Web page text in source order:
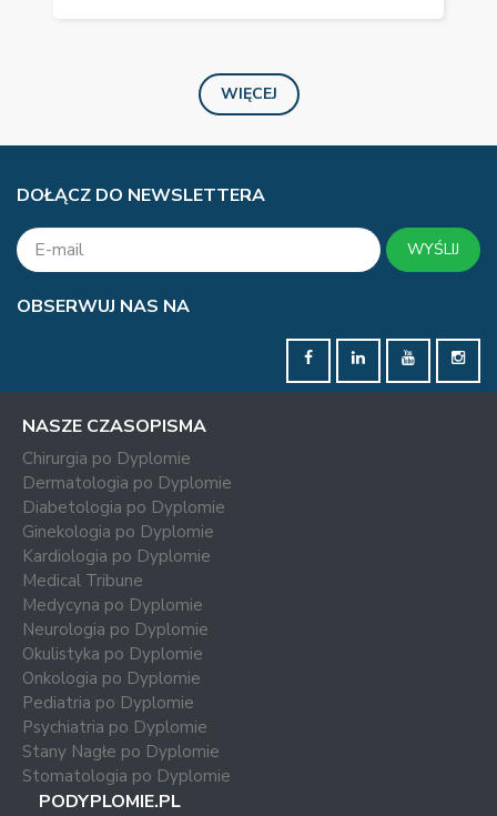
WIĘCEJ
DOŁĄCZ DO NEWSLETTERA
WYŚLIJ
OBSERWUJ NAS NA
NASZE CZASOPISMA
Chirurgia po Dyplomie
Dermatologia po Dyplomie
Diabetologia po Dyplomie
Ginekologia po Dyplomie
Kardiologia po Dyplomie
Medical Tribune
Medycyna po Dyplomie
Neurologia po Dyplomie
Okulistyka po Dyplomie
Onkologia po Dyplomie
Pediatria po Dyplomie
Psychiatria po Dyplomie
Stany Nagłe po Dyplomie
Stomatologia po Dyplomie
PODYPLOMIE.PL